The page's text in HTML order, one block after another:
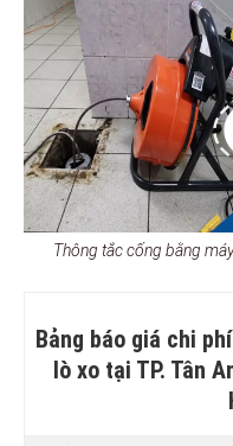
Thông tắc cống bằng
Bảng báo giá chi
lò xo tại TP. Tân